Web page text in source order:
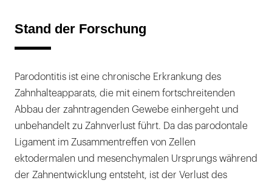
Stand der Forschung
Parodontitis ist eine chronische Erkrankung des
Zahnhalteapparats, die mit einem fortschreitenden
Abbau der zahntragenden Gewebe einhergeht und
unbehandelt zu Zahnverlust führt. Da das parodontale
Ligament im Zusammentreffen von Zellen
ektodermalen und mesenchymalen Ursprungs während
der Zahnentwicklung entsteht, ist der Verlust des